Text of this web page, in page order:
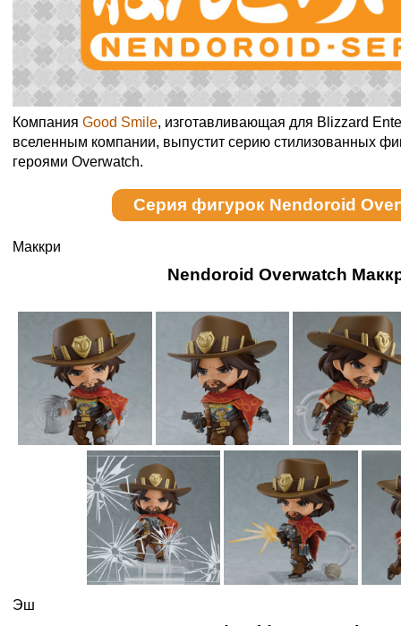
Компания Good Smile, изготавливающая для Blizzard
вселенным компании, выпустит серию стилизованных
героями Overwatch.
Серия фигурок Nendoroid
Маккри
Nendoroid Overwatch
Эш